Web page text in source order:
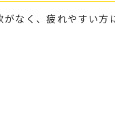
なく、疲れやすい方